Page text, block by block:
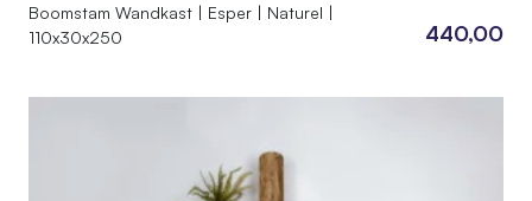
Boomstam Wandkast | Esper | Naturel |
110x30x250
440,00